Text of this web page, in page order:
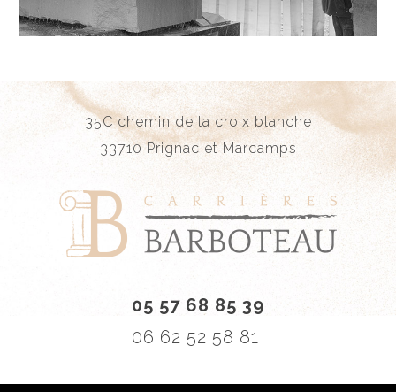
35C chemin de la croix blanche
33710 Prignac et Marcamps
05 57 68 85 39
06 62 52 58 81